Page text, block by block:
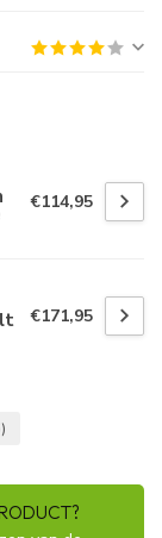
€114,95
€171,95